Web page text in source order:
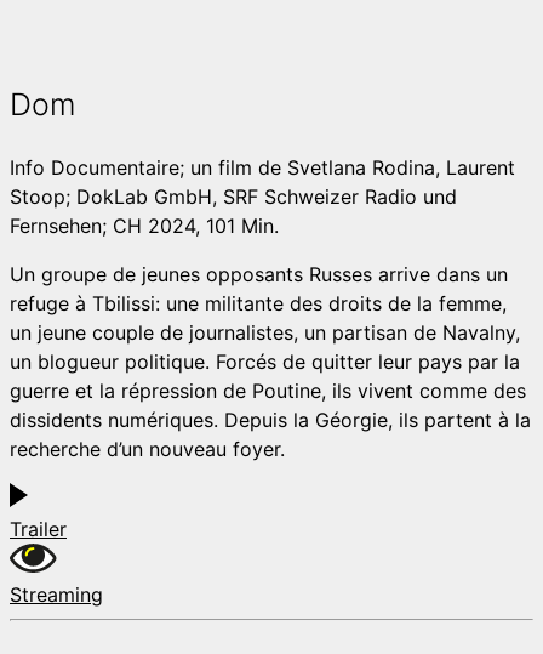
Dom
Info Documentaire; un film de Svetlana Rodina, Laurent
Stoop; DokLab GmbH, SRF Schweizer Radio und
Fernsehen; CH 2024, 101 Min.
Un groupe de jeunes opposants Russes arrive dans un
refuge à Tbilissi: une militante des droits de la femme,
un jeune couple de journalistes, un partisan de Navalny,
un blogueur politique. Forcés de quitter leur pays par la
guerre et la répression de Poutine, ils vivent comme des
dissidents numériques. Depuis la Géorgie, ils partent à la
recherche d’un nouveau foyer.
Trailer
Streaming